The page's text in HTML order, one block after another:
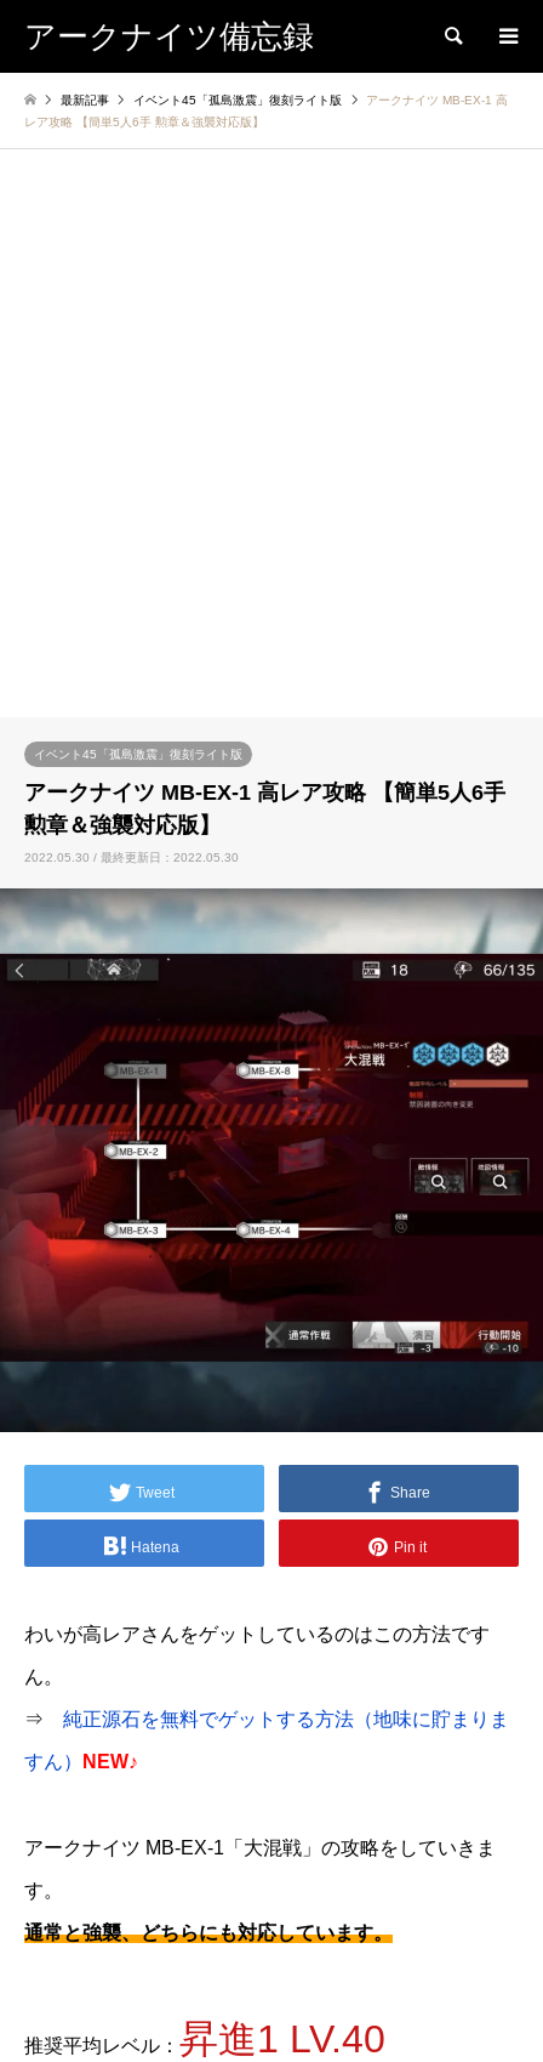
アークナイツ備忘録 検索
最新記事 イベント45「孤島激震」復刻ライト版
アークナイツ MB-EX-1 高
レア攻略 【簡単5人6手 勲章＆強襲対応版】
イベント45「孤島激震」復刻ライト版
アークナイツ MB-EX-1 高レア攻略 【簡単5人6手
勲章＆強襲対応版】
2022.05.30 / 最終更新日：2022.05.30
Tweet Share
Hatena Pin it
わいが高レアさんをゲットしているのはこの方法です
ん。
⇒ 純正源石を無料でゲットする方法（地味に貯まりま
すん） NEW♪
アークナイツ MB-EX-1「大混戦」の攻略をしていきま
す。
通常と強襲、どちらにも対応しています。
推奨平均レベル： 昇進1 LV.40